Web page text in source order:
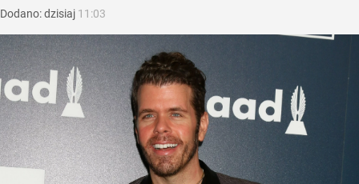
Dodano:dzisiaj 11:03